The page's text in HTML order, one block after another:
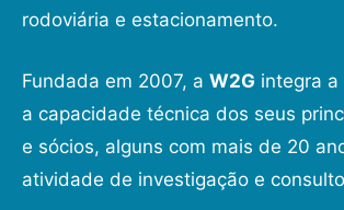
rodoviária e estacionamento.
Fundada em 2007, a W2G integra a
a capacidade técnica dos seus
e sócios, alguns com mais de 20
atividade de investigação e